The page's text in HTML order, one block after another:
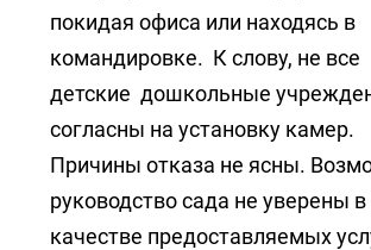
покидая офиса или находясь в
командировке. К слову, не все
детские дошкольные
согласны на установку камер.
Причины отказа не ясны.
руководство сада не уверены в
качестве предоставляемых